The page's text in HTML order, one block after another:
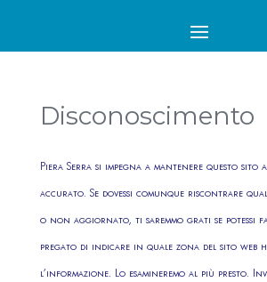
Disconoscimento
Piera Serra si impegna a mantenere questo sito
accurato. Se dovessi comunque riscontrare
o non aggiornato, ti saremmo grati se potessi
pregato di indicare in quale zona del sito web
l’informazione. Lo esamineremo al più presto.